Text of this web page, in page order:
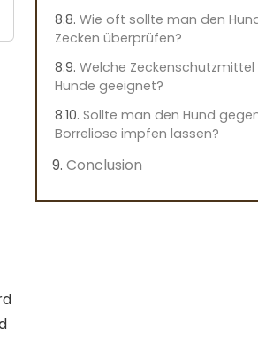
Wie oft sollte man den
Zecken überprüfen?
Welche
Hunde geeignet?
Sollte man den Hund
Borreliose impfen lassen?
Conclusion